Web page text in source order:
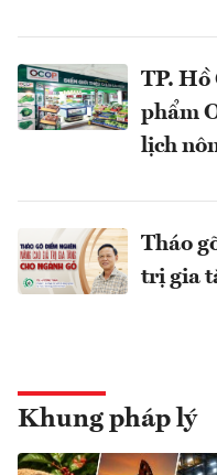
TP.
phẩm
lịch
Tháo
trị gia
Khung pháp lý